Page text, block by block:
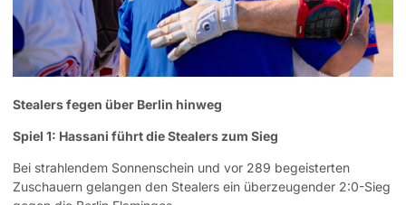
Stealers fegen über Berlin hinweg
Spiel 1: Hassani führt die Stealers zum Sieg
Bei strahlendem Sonnenschein und vor 289 begeisterten
Zuschauern gelangen den Stealers ein überzeugender 2:0-Sieg